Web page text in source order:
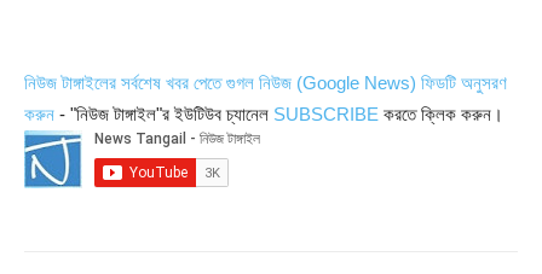
নিউজ টাঙ্গাইলের সর্বশেষ খবর পেতে গুগল নিউজ (Google News) ফিডটি অনুসরণ
করুন - "নিউজ টাঙ্গাইল"র ইউটিউব চ্যানেল SUBSCRIBE করতে ক্লিক করুন।